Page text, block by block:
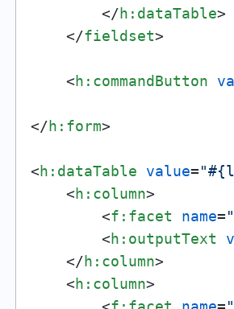
</h:dataTable>
</fieldset>
<h:commandButton
</h:form>
<h:dataTable value=
<h:column>
<f:facet name=
<h:outputText
</h:column>
<h:column>